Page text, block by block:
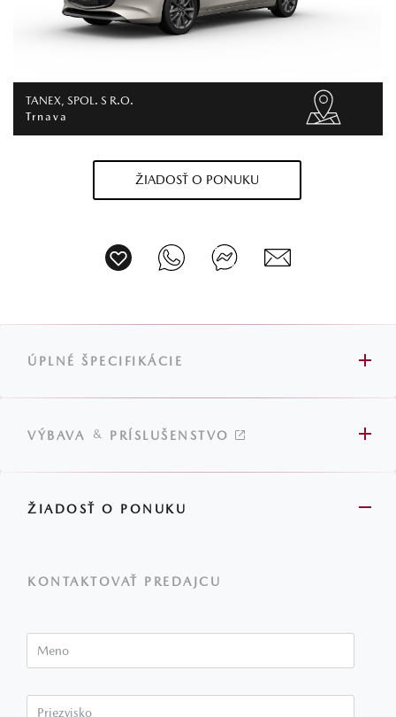
TANEX, SPOL. S R.O.
Trnava
ŽIADOSŤ O PONUKU
ÚPLNÉ ŠPECIFIKÁCIE
VÝBAVA & PRÍSLUŠENSTVO
ŽIADOSŤ O PONUKU
KONTAKTOVAŤ PREDAJCU